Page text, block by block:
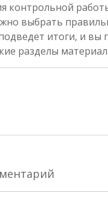
контрольной
выбрать
итоги, и
разделы